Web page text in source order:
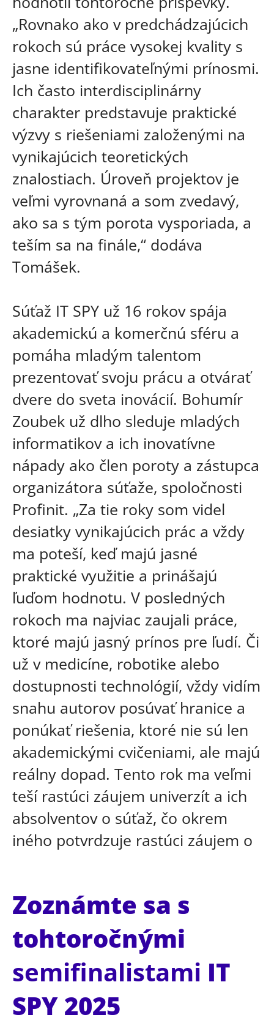
„Rovnako ako v predchádzajúcich
rokoch sú práce vysokej kvality s
jasne identifikovateľnými prínosmi.
Ich často interdisciplinárny
charakter predstavuje praktické
výzvy s riešeniami založenými na
vynikajúcich teoretických
znalostiach. Úroveň projektov je
veľmi vyrovnaná a som zvedavý,
ako sa s tým porota vysporiada, a
teším sa na finále,“ dodáva
Tomášek.
Súťaž IT SPY už 16 rokov spája
akademickú a komerčnú sféru a
pomáha mladým talentom
prezentovať svoju prácu a otvárať
dvere do sveta inovácií. Bohumír
Zoubek už dlho sleduje mladých
informatikov a ich inovatívne
nápady ako člen poroty a zástupca
organizátora súťaže, spoločnosti
Profinit. „Za tie roky som videl
desiatky vynikajúcich prác a vždy
ma poteší, keď majú jasné
praktické využitie a prinášajú
ľuďom hodnotu. V posledných
rokoch ma najviac zaujali práce,
ktoré majú jasný prínos pre ľudí. Či
už v medicíne, robotike alebo
dostupnosti technológií, vždy vidím
snahu autorov posúvať hranice a
ponúkať riešenia, ktoré nie sú len
akademickými cvičeniami, ale majú
reálny dopad. Tento rok ma veľmi
teší rastúci záujem univerzít a ich
absolventov o súťaž, čo okrem
iného potvrdzuje rastúci záujem o
Zoznámte sa s
tohtoročnými
semifinalistami IT
SPY 2025